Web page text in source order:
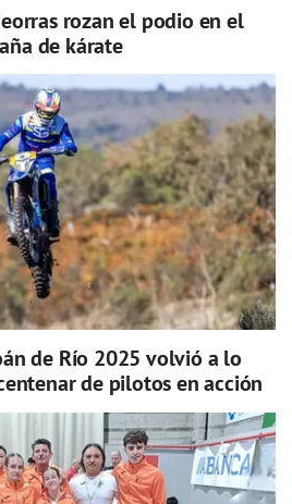
rozan el podio en el
de kárate
de Río 2025 volvió a lo
de pilotos en acción